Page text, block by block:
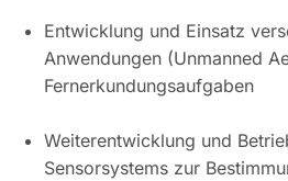
Entwicklung und Einsatz
Anwendungen (Unmanned
Fernerkundungsaufgaben
Weiterentwicklung und
Sensorsystems zur